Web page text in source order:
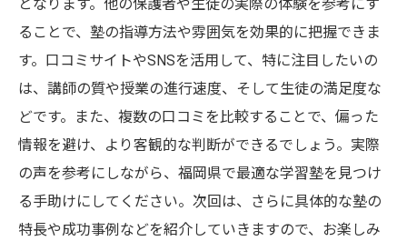
となります。他の保護者や生徒の実際の体験を参考にす
ることで、塾の指導方法や雰囲気を効果的に把握できま
す。口コミサイトやSNSを活用して、特に注目したいの
は、講師の質や授業の進行速度、そして生徒の満足度な
どです。また、複数の口コミを比較することで、偏った
情報を避け、より客観的な判断ができるでしょう。実際
の声を参考にしながら、福岡県で最適な学習塾を見つけ
る手助けにしてください。次回は、さらに具体的な塾の
特長や成功事例などを紹介していきますので、お楽しみ